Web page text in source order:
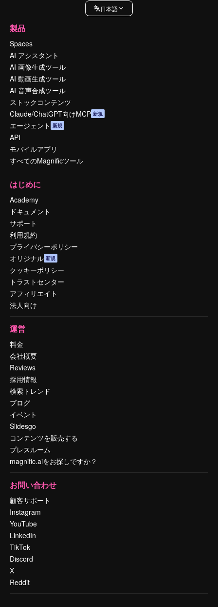
日本語
製品
Spaces
AI アシスタント
AI 画像生成ツール
AI 動画生成ツール
AI 音声合成ツール
ストックコンテンツ
Claude/ChatGPT向けMCP 新規
エージェント 新規
API
モバイルアプリ
すべてのMagnificツール
はじめに
Academy
ドキュメント
サポート
利用規約
プライバシーポリシー
オリジナル 新規
クッキーポリシー
トラストセンター
アフィリエイト
法人向け
運営
料金
会社概要
Reviews
採用情報
検索トレンド
ブログ
イベント
Slidesgo
コンテンツを販売する
プレスルーム
magnific.aiをお探しですか？
お問い合わせ
顧客サポート
Instagram
YouTube
LinkedIn
TikTok
Discord
X
Reddit